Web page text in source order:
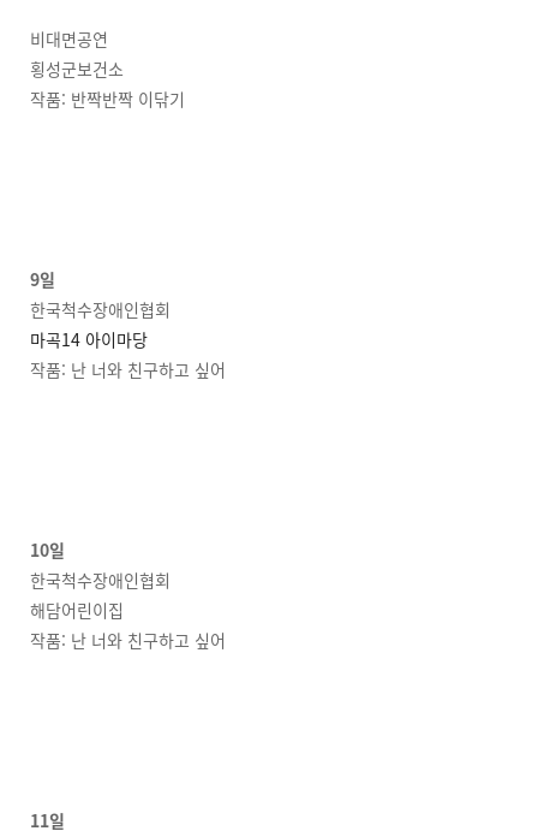
비대면공연
횡성군보건소
작품: 반짝반짝 이닦기
9일
한국척수장애인협회
마곡14 아이마당
작품: 난 너와 친구하고 싶어
10일
한국척수장애인협회
해담어린이집
작품: 난 너와 친구하고 싶어
11일